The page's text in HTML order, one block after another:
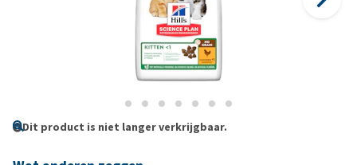
Dit product is niet langer verkrijgbaar.